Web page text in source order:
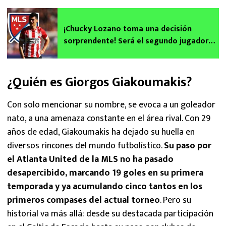
¡Chucky Lozano toma una decisión
sorprendente! Será el segundo jugador
¿Quién es Giorgos Giakoumakis?
Con solo mencionar su nombre, se evoca a un goleador
nato, a una amenaza constante en el área rival. Con 29
años de edad, Giakoumakis ha dejado su huella en
diversos rincones del mundo futbolístico.Su paso por
el Atlanta United de la MLS no ha pasado
desapercibido, marcando 19 goles en su primera
temporada y ya acumulando cinco tantos en los
primeros compases del actual torneo. Pero su
historial va más allá: desde su destacada participación